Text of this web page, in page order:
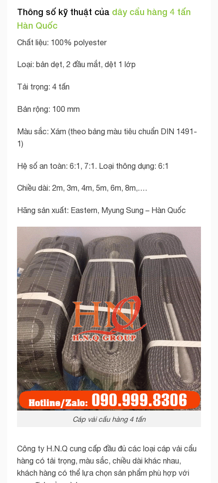
Thông số kỹ thuật của dây cẩu hàng 4 tấn
Hàn Quốc
Chất liệu: 100% polyester
Loại: bản dẹt, 2 đầu mắt, dệt 1 lớp
Tải trọng: 4 tấn
Bản rộng: 100 mm
Màu sắc: Xám (theo bảng màu tiêu chuẩn DIN 1491-
1)
Hệ số an toàn: 6:1, 7:1. Loại thông dụng: 6:1
Chiều dài: 2m, 3m, 4m, 5m, 6m, 8m,….
Hãng sản xuất: Eastern, Myung Sung – Hàn Quốc
Cáp vải cẩu hàng 4 tấn
Công ty H.N.Q cung cấp đầu đủ các loại cáp vải cẩu
hàng có tải trọng, màu sắc, chiều dài khác nhau,
khách hàng có thể lựa chọn sản phẩm phù hợp với